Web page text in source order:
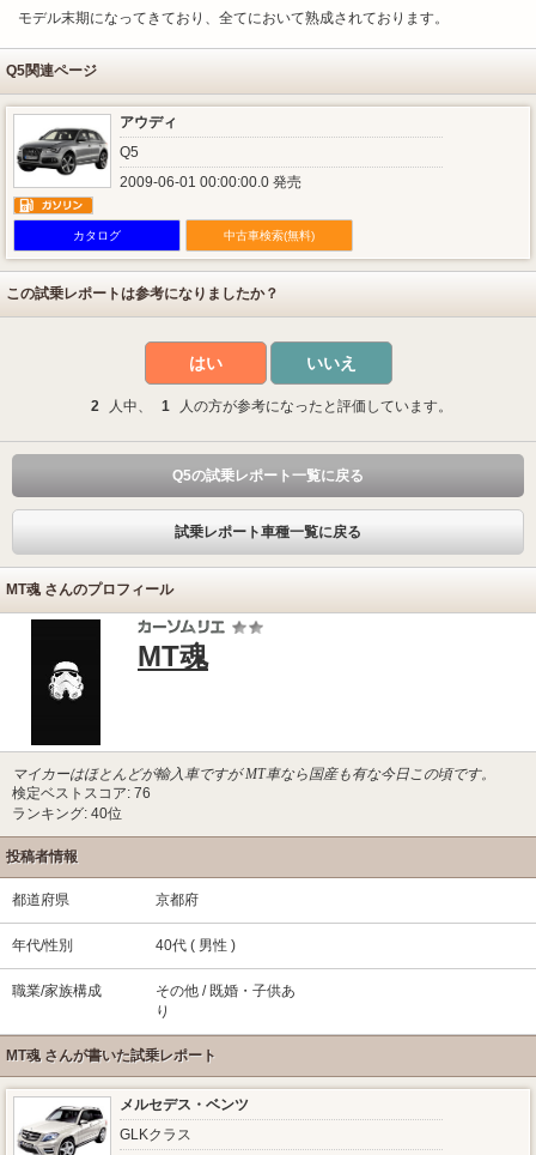
モデル末期になってきており、全てにおいて熟成されております。
Q5関連ページ
アウディ
Q5
2009-06-01 00:00:00.0 発売
カタログ 中古車検索(無料)
この試乗レポートは参考になりましたか？
はい いいえ
2 人中、 1 人の方が参考になったと評価しています。
Q5の試乗レポート一覧に戻る
試乗レポート車種一覧に戻る
MT魂 さんのプロフィール
MT魂
マイカーはほとんどが輸入車ですが MT車なら国産も有な今日この頃です。
検定ベストスコア: 76
ランキング: 40位
投稿者情報
都道府県 京都府
年代/性別 40代 ( 男性 )
職業/家族構成
その他 / 既婚・子供あ
り
MT魂 さんが書いた試乗レポート
メルセデス・ベンツ
GLKクラス